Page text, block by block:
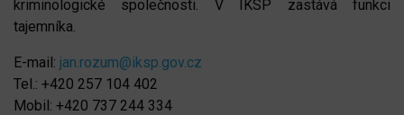
kriminologické společnosti. V IKSP zastává funkci
tajemníka.
E-mail: jan.rozum@iksp.gov.cz
Tel.: +420 257 104 402
Mobil: +420 737 244 334